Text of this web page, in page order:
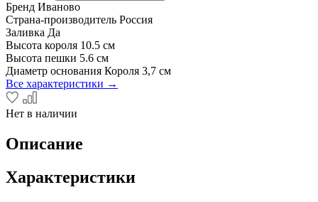
Бренд Иваново
Страна-производитель Россия
Заливка Да
Высота короля 10.5 см
Высота пешки 5.6 см
Диаметр основания Короля 3,7 см
Все характеристики →
Нет в наличии
Описание
Характеристики